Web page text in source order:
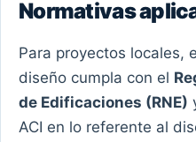
Normativas
Para proyectos locales,
diseño cumpla con el
de Edificaciones (RNE)
ACI en lo referente al